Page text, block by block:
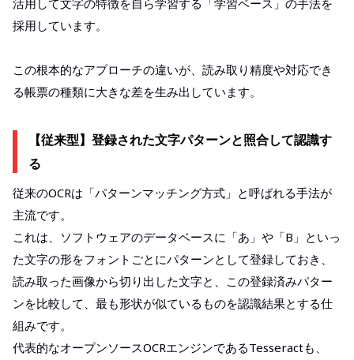
採用しています。
この根本的なアプローチの違いが、読み取り精度や対応でき
る帳票の種類に大きな差を生み出しています。
【従来型】登録された文字パターンと照合して認識す
る
従来のOCRは「パターンマッチング方式」と呼ばれる手法が
主流です。
これは、ソフトウェアのデータベースに「あ」や「B」といっ
た文字の形をフォントごとにパターンとして登録しておき、
読み取った画像から切り出した文字と、この登録済みパター
ンを比較して、最も形状が似ているものを認識結果とする仕
組みです。
代表的なオープンソースOCRエンジンであるTesseractも、